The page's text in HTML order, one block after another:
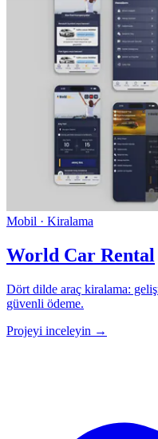
Mobil · Kiralama
World Car Rental
Dört dilde araç kiralama:
güvenli ödeme.
Projeyi inceleyin →